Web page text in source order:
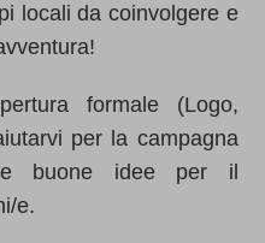
locali da coinvolgere e
formale (Logo,
per la campagna
buone idee per il
e.